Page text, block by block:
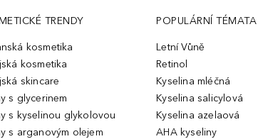
TRENDY
kosmetika
kosmetika
skincare
s glycerinem
s kyselinou glykolovou
s arganovým olejem
POPULÁRNÍ TÉMATA
Letní Vůně
Retinol
Kyselina mléčná
Kyselina salicylová
Kyselina azelaová
AHA kyseliny